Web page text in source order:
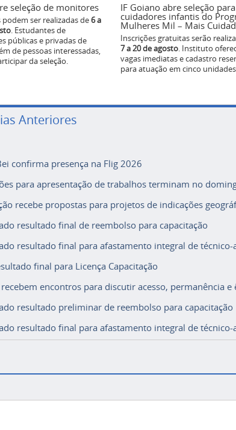
seleção de monitores
podem ser realizadas de6 a
. Estudantes de
públicas e privadas de
de pessoas interessadas,
da seleção.
IF Goiano abre seleção para
cuidadores infantis do
Mulheres Mil – Mais
Inscrições gratuitas serão
7 a 20 de agosto. Instituto
vagas imediatas e cadastro
para atuação em cinco
Anteriores
confirma presença na Flig 2026
para apresentação de trabalhos terminam no
recebe propostas para projetos de indicações
resultado final de reembolso para capacitação
resultado final para afastamento integral de técnico-
final para Licença Capacitação
encontros para discutir acesso, permanência e
resultado preliminar de reembolso para capacitação
resultado final para afastamento integral de técnico-